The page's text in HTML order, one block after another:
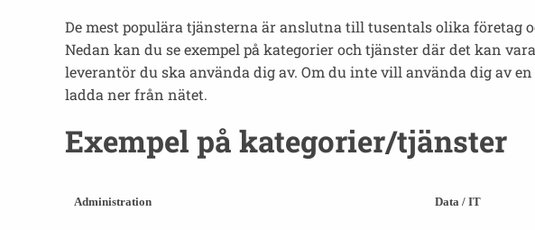
De mest populära tjänsterna är anslutna till tusentals olika
Nedan kan du se exempel på kategorier och tjänster där det kan
leverantör du ska använda dig av. Om du inte vill använda dig av
ladda ner från nätet.
Exempel på kategorier/tjänster
Administration Data / IT